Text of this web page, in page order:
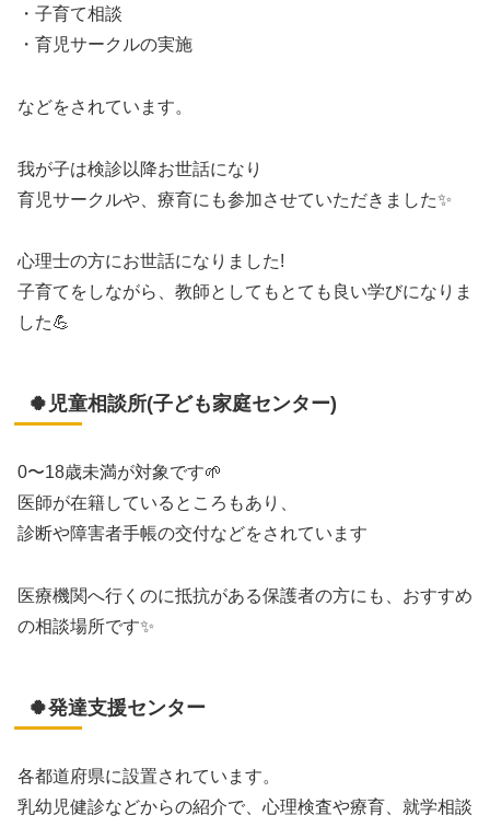
・子育て相談
・育児サークルの実施
などをされています。
我が子は検診以降お世話になり
育児サークルや、療育にも参加させていただきました✨
心理士の方にお世話になりました!
子育てをしながら、教師としてもとても良い学びになりま
した💪
🍀児童相談所(子ども家庭センター)
0〜18歳未満が対象です🌱
医師が在籍しているところもあり、
診断や障害者手帳の交付などをされています
医療機関へ行くのに抵抗がある保護者の方にも、おすすめ
の相談場所です✨
🍀発達支援センター
各都道府県に設置されています。
乳幼児健診などからの紹介で、心理検査や療育、就学相談